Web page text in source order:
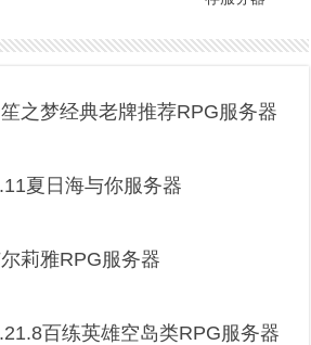
之梦经典老牌推荐RPG服务器
夏日海与你服务器
莉雅RPG服务器
百练英雄空岛类RPG服务器